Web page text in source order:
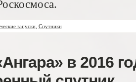
запуски, Спутники
в 2016